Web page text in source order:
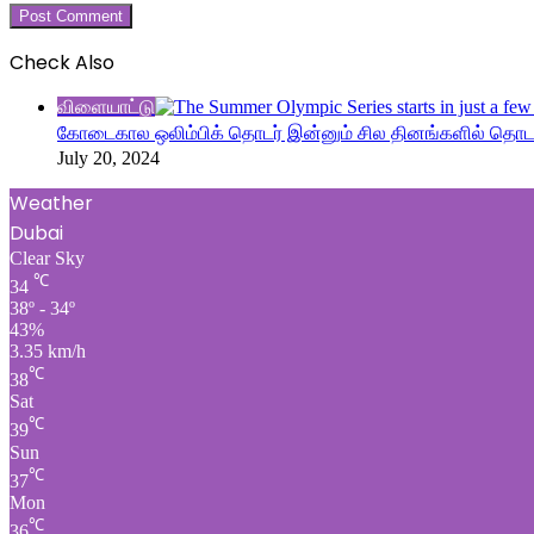
Check Also
விளையாட்டு
கோடைகால ஒலிம்பிக் தொடர் இன்னும் சில தினங்களில்
July 20, 2024
Weather
Dubai
Clear Sky
34 ℃
38º - 34º
43%
3.35 km/h
38℃
Sat
39℃
Sun
37℃
Mon
℃